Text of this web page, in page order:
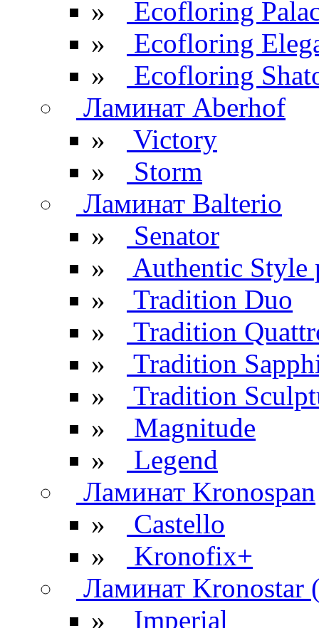
»
Ecofloring
»
Ecofloring
»
Ecofloring
Ламинат Aberhof
»
Victory
»
Storm
Ламинат Balterio
»
Senator
»
Authentic Style
»
Tradition Duo
»
Tradition
»
Tradition
»
Tradition
»
Magnitude
»
Legend
Ламинат Kronospan
»
Castello
»
Kronofix+
Ламинат Kronostar
»
Imperial